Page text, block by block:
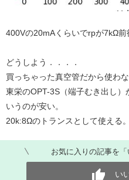
400Vの20mAくらいでrpが7kΩ前
どうしよう．．．．
買っちゃった真空管だから使わ
東栄のOPT-3S（端子むき出し）
いうのが安い。
20k:8Ωのトランスとして使える。
お気に入りの記事を
い